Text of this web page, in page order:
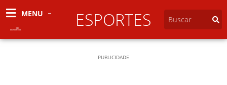
MENU ESPORTES
PUBLICIDADE